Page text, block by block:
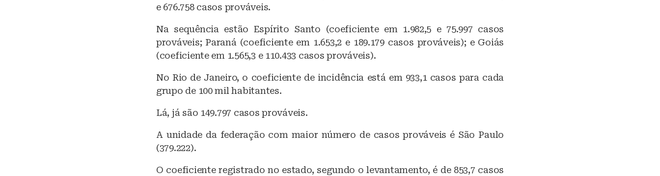
e 676.758 casos prováveis.
Na sequência estão Espírito Santo (coeficiente em 1.982,5 e 75.997 casos
prováveis; Paraná (coeficiente em 1.653,2 e 189.179 casos prováveis); e Goiás
(coeficiente em 1.565,3 e 110.433 casos prováveis).
No Rio de Janeiro, o coeficiente de incidência está em 933,1 casos para cada
grupo de 100 mil habitantes.
Lá, já são 149.797 casos prováveis.
A unidade da federação com maior número de casos prováveis é São Paulo
(379.222).
O coeficiente registrado no estado, segundo o levantamento, é de 853,7 casos